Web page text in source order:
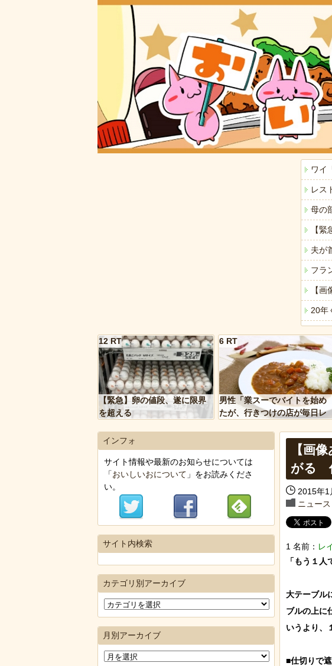
ワイ
レス
母の
【
夫が
フラ
【
20年
ひろ
【衝
「ア
「あ
ヒー
【中
12 RT
【緊急】卵の値段、遂に限界
を超える
6 RT
男性「業スーでバイトを始め
たが、行きつけの店が毎日レ
【画
がる
2015年
ニュース
1 名前： レ
「もう１
大テーブル
ブルの上に
いうより、
■仕切りで
インフォ
サイト情報や最新のお知らせについては
「おいしいおについて 」をお読みくださ
い。
サイト内検索
カテゴリ別アーカイブ
月別アーカイブ